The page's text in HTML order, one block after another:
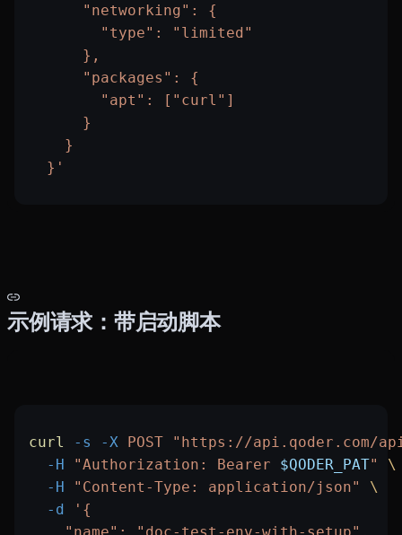
      "networking": {
        "type": "limited"
      },
      "packages": {
        "apt": ["curl"]
      }
    }
  }'
示例请求：带启动脚本
curl -s -X POST "https://api.qoder.com/
  -H
"Authorization: Bearer $QODER_PAT"
\
  -H
"Content-Type: application/json"
\
  -d
'{
    "name": "doc-test-env-with-setup",